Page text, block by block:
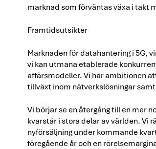
marknad som förväntas växa i takt
Framtidsutsikter
Marknaden för datahantering i 5G,
vi kan utmana etablerade
affärsmodeller. Vi har ambitionen
tillväxt inom nätverkslösningar
Vi börjar se en återgång till en mer
kvarstår i stora delar av världen. Vi
nyförsäljning under kommande
föregående år och en